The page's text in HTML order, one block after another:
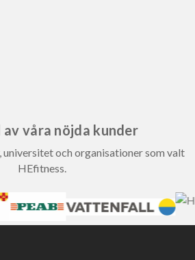
våra nöjda kunder
universitet och organisationer som valt
HEfitness.